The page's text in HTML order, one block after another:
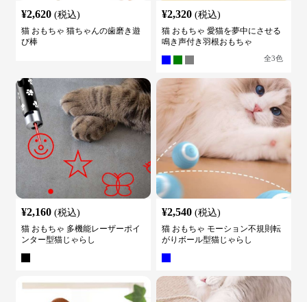
¥2,620 (税込)
猫 おもちゃ 猫ちゃんの歯磨き遊
び棒
¥2,320 (税込)
猫 おもちゃ 愛猫を夢中にさせる
鳴き声付き羽根おもちゃ
全3色
¥2,160 (税込)
猫 おもちゃ 多機能レーザーポイ
ンター型猫じゃらし
¥2,540 (税込)
猫 おもちゃ モーション不規則転
がりボール型猫じゃらし